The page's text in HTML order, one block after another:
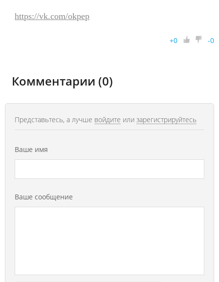
https://vk.com/okpep
+0 -0
Комментарии (0)
Представьтесь, а лучше войдите или зарегистрируйтесь
Ваше имя
Ваше сообщение